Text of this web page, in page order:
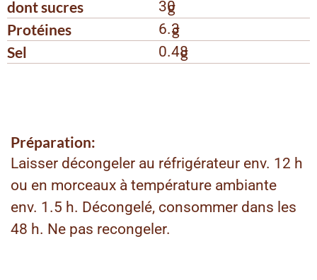
dont sucres 30
g
Protéines
6.3
g
Sel
0.48
g
Préparation:
Laisser décongeler au réfrigérateur env. 12 h
ou en morceaux à température ambiante
env. 1.5 h. Décongelé, consommer dans les
48 h. Ne pas recongeler.